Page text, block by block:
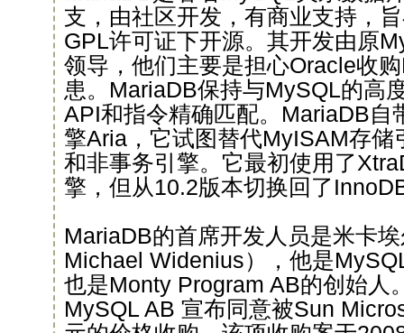
支，由社区开发，有商业支持，
GPL许可证下开源。其开发由原
领导，他们主要是担心Oracle收
患。MariaDB保持与MySQL的高
API和指令精确匹配。MariaDB自
擎Aria，它试图替代MyISAM存储
和非事务引擎。它最初使用了
擎，但从10.2版本切换回了
MariaDB的首席开发人员是米卡
Michael Widenius），他是
也是Monty Program AB的创始人
MySQL AB 宣布同意被Sun